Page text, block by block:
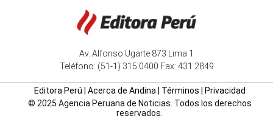
Av. Alfonso Ugarte 873 Lima 1
Teléfono: (51-1) 315 0400 Fax: 431 2849
Editora Perú Acerca de Andina| Términos
Privacidad
© 2025 Agencia Peruana de Noticias. Todos los derechos
reservados.